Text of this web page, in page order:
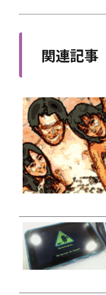
関連記事